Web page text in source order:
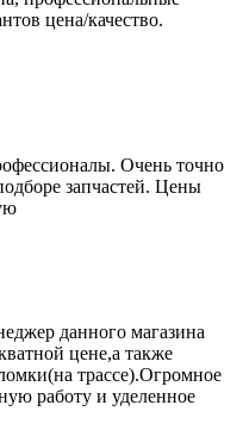
цена/качество.
Очень точно
запчастей. Цены
данного магазина
цене,а также
трассе).Огромное
работу и уделенное